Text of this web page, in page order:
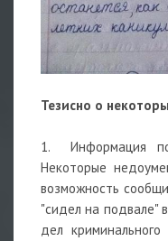
Тезисно о
1. Информация по
Некоторые
возможность
"сидел на подвале"
дел